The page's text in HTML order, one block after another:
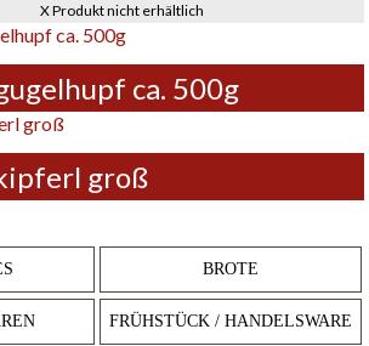
X Produkt nicht erhältlich
ca. 500g
groß
BROTE
FRÜHSTÜCK / HANDELSWARE